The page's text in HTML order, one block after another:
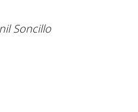
Soncillo